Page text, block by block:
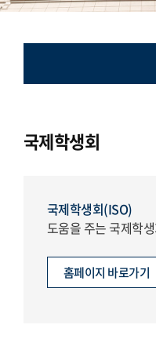
세계
국제학생회
국제학생회(ISO)
도움을 주는 국제학
홈페이지 바로가기